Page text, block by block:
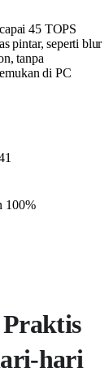
45 TOPS
pintar, seperti blur
tanpa
di PC
100%
hari